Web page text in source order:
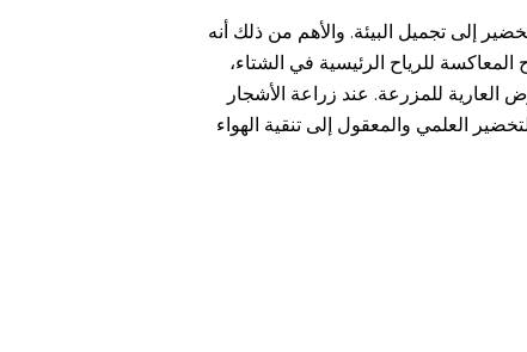
إلى تجميل البيئة. والأهم من ذلك أنه
للرياح الرئيسية في الشتاء،
العارية للمزرعة. عند زراعة الأشجار
العلمي والمعقول إلى تنقية الهواء